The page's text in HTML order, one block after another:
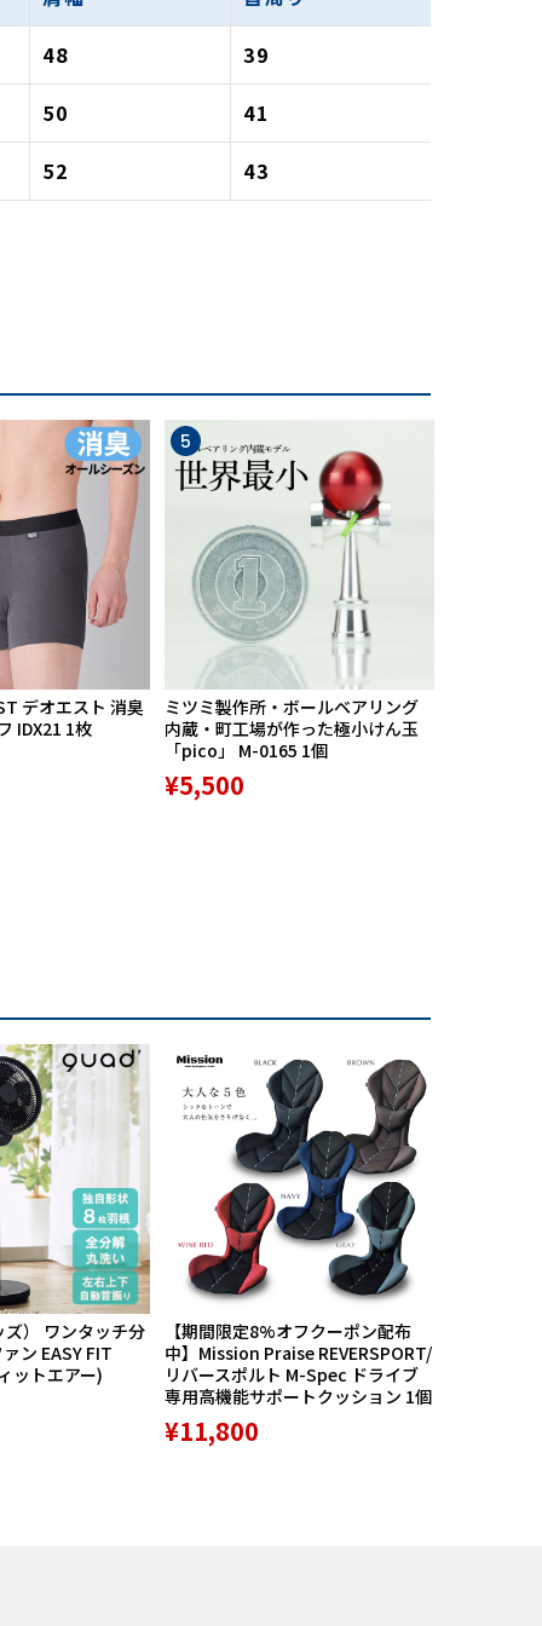
48
39
50
41
52 43
デオエスト 消臭
IDX21 1枚
5
ミツミ製作所・ボールベアリング
内蔵・町工場が作った極小けん玉
「pico」 M-0165 1個
¥5,500
ズ） ワンタッチ分
ン EASY FIT
ットエアー)
【期間限定8%オフクーポン配布
中】Mission Praise REVERSPORT/
リバースポルト M-Spec ドライブ
専用高機能サポートクッション 1個
¥11,800